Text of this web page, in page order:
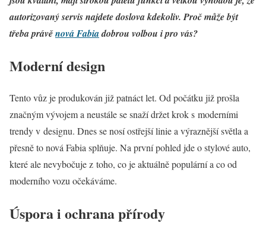
autorizovaný servis najdete doslova kdekoliv. Proč může být
třeba právěnová Fabiadobrou volbou i pro vás?
Moderní design
Tento vůz je produkován již patnáct let. Od počátku již prošla
značným vývojem a neustále se snaží držet krok s moderními
trendy v designu. Dnes se nosí ostřejší linie a výraznější světla a
přesně to nová Fabia splňuje. Na první pohled jde o stylové auto,
které ale nevybočuje z toho, co je aktuálně populární a co od
moderního vozu očekáváme.
Úspora i ochrana přírody